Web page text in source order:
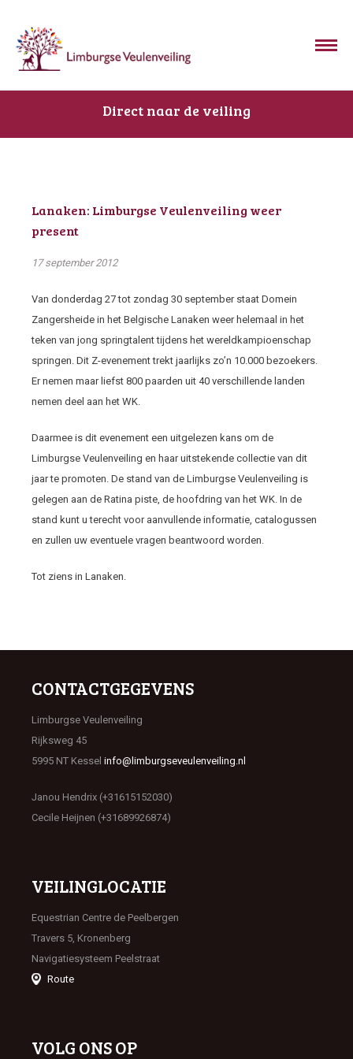
Direct naar de veiling
Lanaken: Limburgse Veulenveiling weer
present
17 september 2012
Van donderdag 27 tot zondag 30 september staat Domein
Zangersheide in het Belgische Lanaken weer helemaal in het
teken van jong springtalent tijdens het wereldkampioenschap
springen. Dit Z-evenement trekt jaarlijks zo’n 10.000 bezoekers.
Er nemen maar liefst 800 paarden uit 40 verschillende landen
nemen deel aan het WK.
Daarmee is dit evenement een uitgelezen kans om de
Limburgse Veulenveiling en haar uitstekende collectie van dit
jaar te promoten. De stand van de Limburgse Veulenveiling is
gelegen aan de Ratina piste, de hoofdring van het WK. In de
stand kunt u terecht voor aanvullende informatie, catalogussen
en zullen uw eventuele vragen beantwoord worden.
Tot ziens in Lanaken.
CONTACTGEGEVENS
Limburgse Veulenveiling
Rijksweg 45
5995 NT Kessel info@limburgseveulenveiling.nl
Janou Hendrix (+31615152030)
Cecile Heijnen (+31689926874)
VEILINGLOCATIE
Equestrian Centre de Peelbergen
Travers 5, Kronenberg
Navigatiesysteem Peelstraat
Route
VOLG ONS OP